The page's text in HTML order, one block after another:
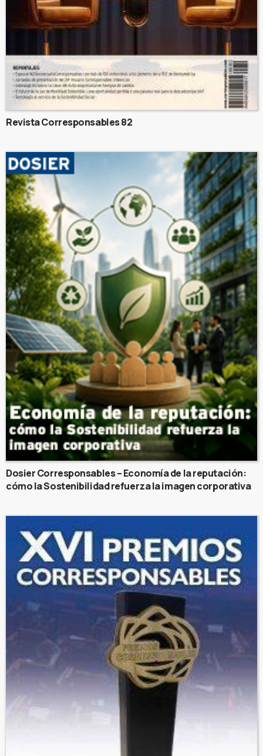
Revista Corresponsables 82
Dosier Corresponsables – Economía de la reputación:
cómo la Sostenibilidad refuerza la imagen corporativa